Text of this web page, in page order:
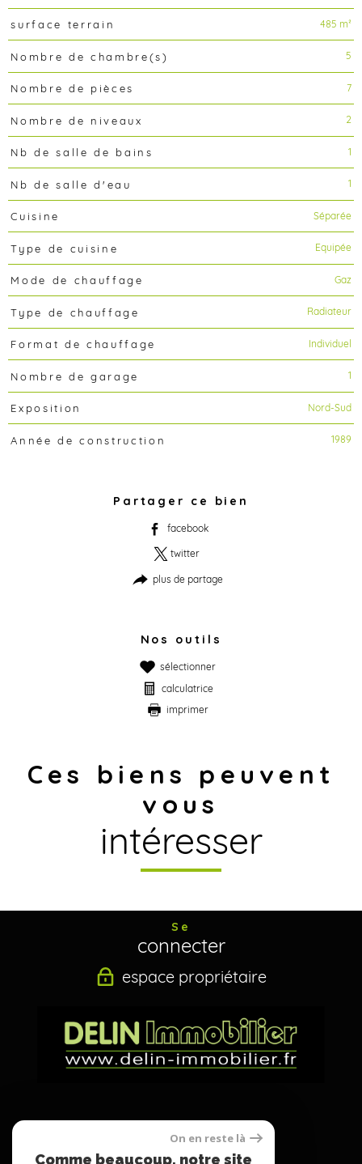
surface terrain 485 m²
Nombre de chambre(s) 5
Nombre de pièces 7
Nombre de niveaux 2
Nb de salle de bains 1
Nb de salle d'eau 1
Cuisine Séparée
Type de cuisine Equipée
Mode de chauffage Gaz
Type de chauffage Radiateur
Format de chauffage Individuel
Nombre de garage 1
Exposition Nord-Sud
Année de construction 1989
Partager ce bien
facebook
twitter
plus de partage
Nos outils
sélectionner
calculatrice
imprimer
Ces biens peuvent
vous
intéresser
Se
connecter
espace propriétaire
Nous
suivre
On en reste là
Comme beaucoup, notre site